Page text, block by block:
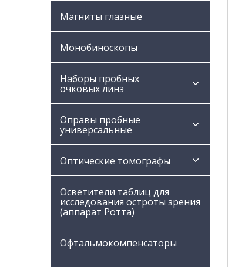
Магниты глазные
Монобиноскопы
Наборы пробных
очковых линз
Оправы пробные
универсальные
Оптические томографы
Осветители таблиц для
исследования остроты зрения
(аппарат Ротта)
Офтальмокомпенсаторы